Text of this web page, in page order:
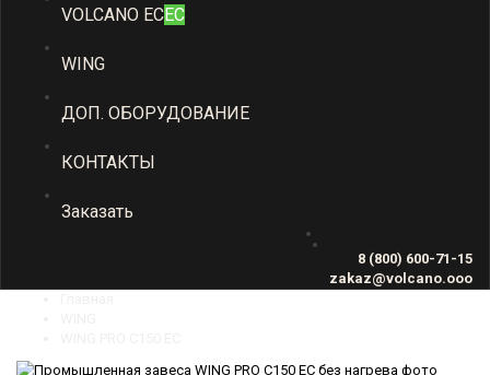
VOLCANO ECEC
WING
ДОП. ОБОРУДОВАНИЕ
КОНТАКТЫ
Заказать
8 (800) 600-71-15
zakaz@volcano.ooo